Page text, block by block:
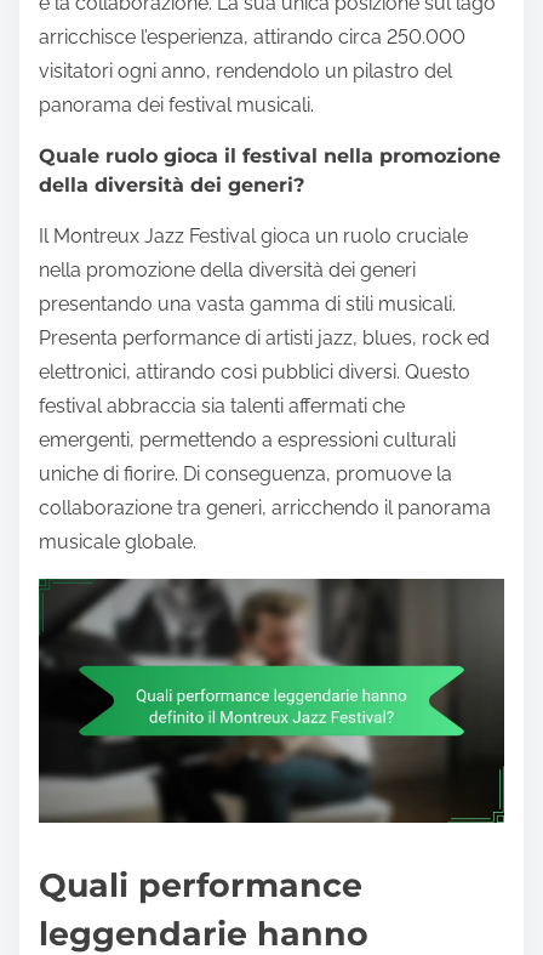
arricchisce l’esperienza, attirando circa 250.000
visitatori ogni anno, rendendolo un pilastro del
panorama dei festival musicali.
Quale ruolo gioca il festival nella promozione
della diversità dei generi?
Il Montreux Jazz Festival gioca un ruolo cruciale
nella promozione della diversità dei generi
presentando una vasta gamma di stili musicali.
Presenta performance di artisti jazz, blues, rock ed
elettronici, attirando così pubblici diversi. Questo
festival abbraccia sia talenti affermati che
emergenti, permettendo a espressioni culturali
uniche di fiorire. Di conseguenza, promuove la
collaborazione tra generi, arricchendo il panorama
musicale globale.
Quali performance
leggendarie hanno